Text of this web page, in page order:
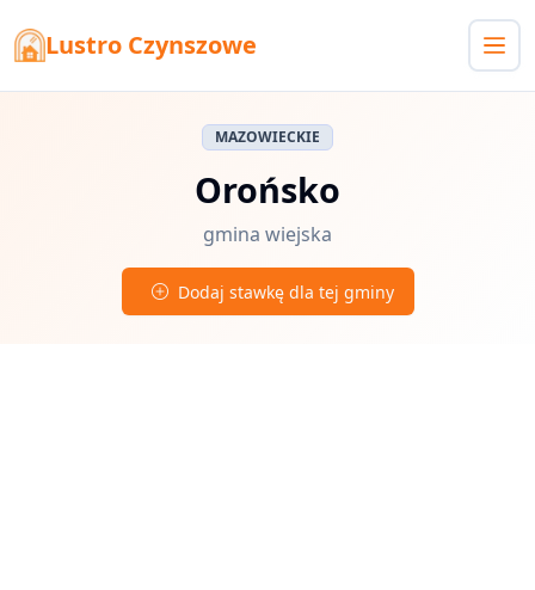
Lustro Czynszowe
MAZOWIECKIE
Orońsko
gmina wiejska
Dodaj stawkę dla tej gminy